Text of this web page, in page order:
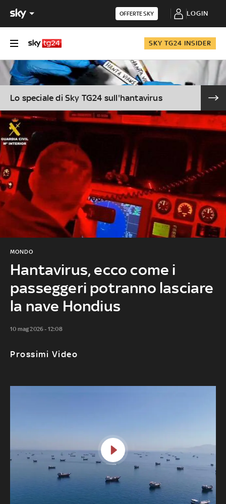
OFFERTE SKY LOGIN
SKY TG24 INSIDER
Lo speciale di Sky TG24 sull'hantavirus
Hantavirus, ecco come i
passeggeri potranno lasciare
la nave Hondius
MONDO
10 mag 2026 - 12:08
Prossimi Video